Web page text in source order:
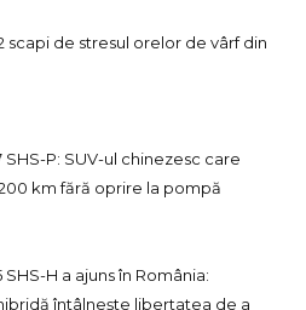
scapi de stresul orelor de vârf din
SHS-P: SUV-ul chinezesc care
km fără oprire la pompă
SHS-H a ajuns în România:
întâlnește libertatea de a